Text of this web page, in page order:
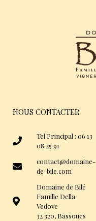
NOUS CONTACTER
Tel Principal : 06 13
08 25 91
contact@domaine-
de-bile.com
Domaine de Bilé
Famille Della
Vedove
32 320, Bassoues